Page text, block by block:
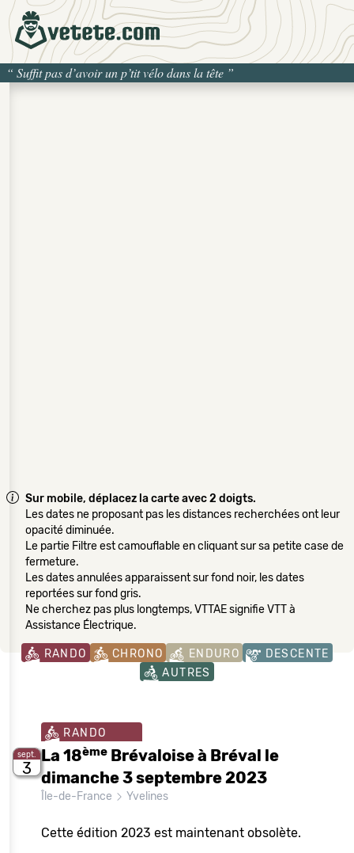
“ Suffit pas d’avoir un p’tit vélo dans la tête ”
Sur mobile, déplacez la carte avec 2 doigts.
Les dates ne proposant pas les distances recherchées ont leur
opacité diminuée.
Le partie Filtre est camouflable en cliquant sur sa petite case de
fermeture.
Les dates annulées apparaissent sur fond noir, les dates
reportées sur fond gris.
Ne cherchez pas plus longtemps, VTTAE signifie VTT à
Assistance Électrique.
RANDO CHRONO ENDURO
DESCENTE
AUTRES
sept.
3
RANDO
La 18ème Brévaloise à Bréval le
dimanche 3 septembre 2023
Île-de-France Yvelines
Cette édition 2023 est maintenant obsolète.